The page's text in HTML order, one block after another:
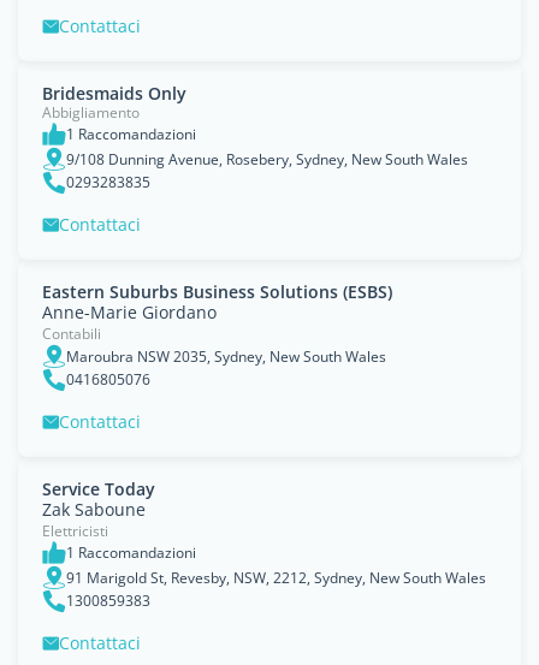
Contattaci
Bridesmaids Only
Abbigliamento
1 Raccomandazioni
9/108 Dunning Avenue, Rosebery, Sydney, New South Wales
0293283835
Contattaci
Eastern Suburbs Business Solutions (ESBS)
Anne-Marie Giordano
Contabili
Maroubra NSW 2035, Sydney, New South Wales
0416805076
Contattaci
Service Today
Zak Saboune
Elettricisti
1 Raccomandazioni
91 Marigold St, Revesby, NSW, 2212, Sydney, New South Wales
1300859383
Contattaci